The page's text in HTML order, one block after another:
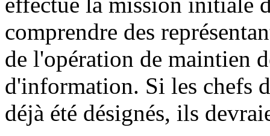
comprendre des
de l'opération de maintien
d'information. Si les chefs
déjà été désignés, ils